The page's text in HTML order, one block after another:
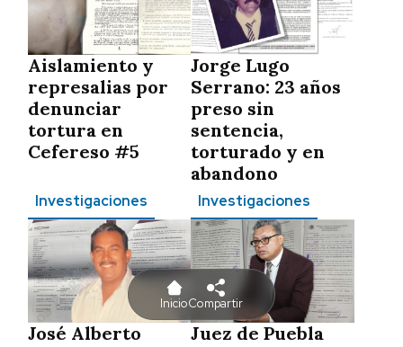
Aislamiento y
represalias por
denunciar
tortura en
Cefereso #5
Jorge Lugo
Serrano: 23 años
preso sin
sentencia,
torturado y en
abandono
Investigaciones
José Alberto
Investigaciones
Juez de Puebla
InicioCompartir